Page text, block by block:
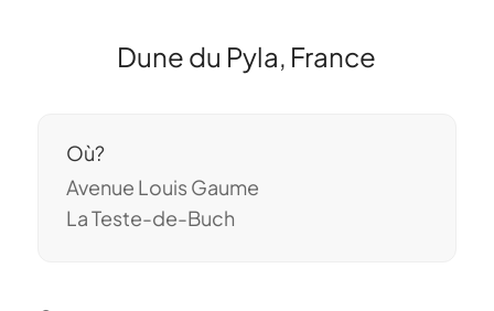
Dune du Pyla, France
Où?
Avenue Louis Gaume
La Teste-de-Buch